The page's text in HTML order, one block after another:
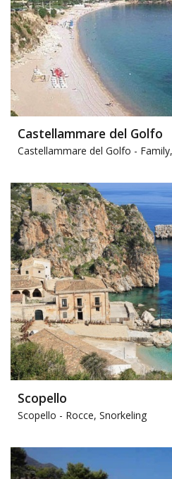
Castellammare del Golfo
Castellammare del Golfo - Family,
Scopello
Scopello - Rocce, Snorkeling